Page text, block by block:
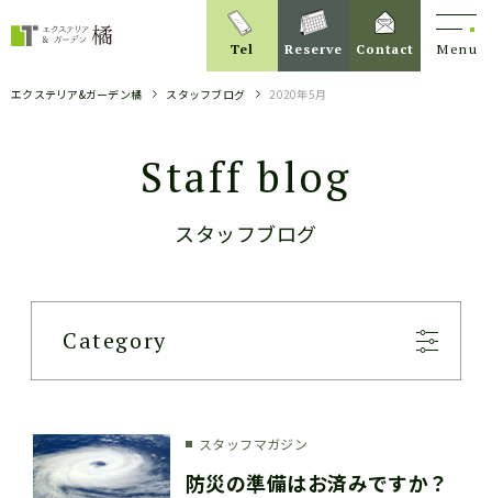
Menu
Tel Reserve Contact
エクステリア&ガーデン橘 スタッフブログ 2020年5月
Staff blog
スタッフブログ
Category
スタッフマガジン
防災の準備はお済みですか？